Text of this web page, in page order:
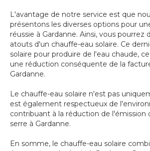
L'avantage de notre service est que
présentons les diverses options pour
réussie à Gardanne. Ainsi, vous pourrez
atouts d'un chauffe-eau solaire. Ce
solaire pour produire de l'eau chaude,
une réduction conséquente de la
Gardanne.
Le chauffe-eau solaire n'est pas
est également respectueux de
contribuant à la réduction de l'émission
serre à Gardanne.
En somme, le chauffe-eau solaire